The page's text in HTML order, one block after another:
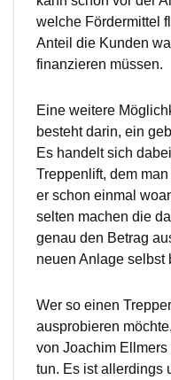
welche Fördermittel
Anteil die Kunden
finanzieren müssen.
Eine weitere
besteht darin, ein
Es handelt sich
Treppenlift, dem
er schon einmal
selten machen die
genau den Betrag
neuen Anlage selbst
Wer so einen
ausprobieren
von Joachim
tun. Es ist allerdings